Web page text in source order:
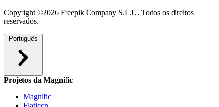
Copyright ©2026 Freepik Company S.L.U. Todos os direitos
reservados.
Português
Projetos da Magnific
Magnific
Flaticon